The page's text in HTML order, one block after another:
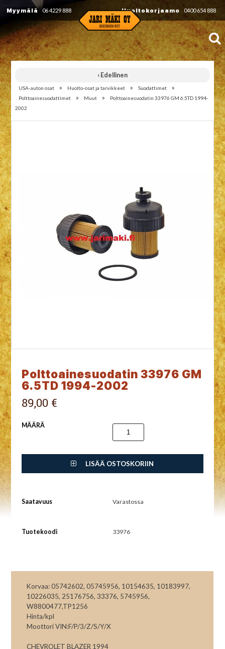
Myymälä 06 4229 888 Huoltokorjaamo 0400 654 888
‹ Edellinen
USA-auton osat » Huolto-osat ja tarvikkeet » Suodattimet »
Polttoainesuodattimet » Muut »
Polttoainesuodatin 33976 GM 6.5TD 1994-
2002
Polttoainesuodatin 33976 GM
6.5TD 1994-2002
89,00 €
MÄÄRÄ
LISÄÄ OSTOSKORIIN
Saatavuus Varastossa
Tuotekoodi 33976
Korvaa: 05742602, 05745956, 10154635, 10183997,
10226035, 25176756, 33376, 5745956,
W8800477,TP1256
Hinta/kpl
Moottori VIN:F/P/3/Z/S/Y/X
CHEVROLET BLAZER 1994